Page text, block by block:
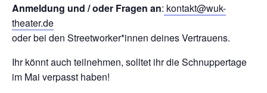
Anmeldung und / oder Fragen an: kontakt@wuk-
theater.de
oder bei den Streetworker*innen deines Vertrauens.
Ihr könnt auch teilnehmen, solltet ihr die Schnuppertage
im Mai verpasst haben!